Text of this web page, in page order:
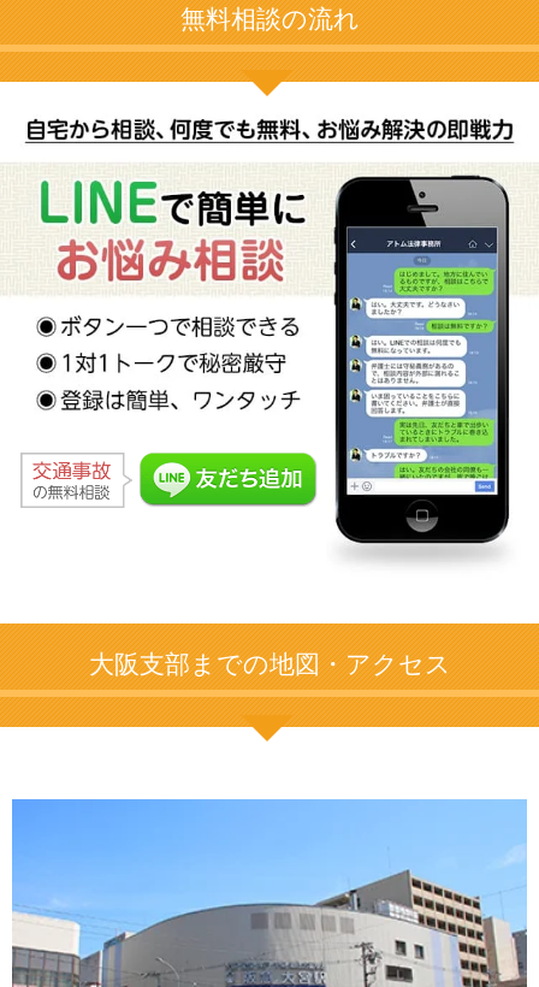
無料相談の流れ
大阪支部までの地図・アクセス